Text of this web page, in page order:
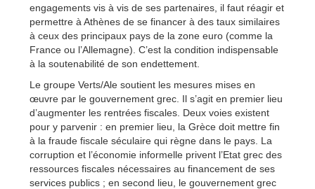
engagements vis à vis de ses partenaires, il faut réagir et
permettre à Athènes de se financer à des taux similaires
à ceux des principaux pays de la zone euro (comme la
France ou l’Allemagne). C’est la condition indispensable
à la soutenabilité de son endettement.
Le groupe Verts/Ale soutient les mesures mises en
œuvre par le gouvernement grec. Il s’agit en premier lieu
d’augmenter les rentrées fiscales. Deux voies existent
pour y parvenir : en premier lieu, la Grèce doit mettre fin
à la fraude fiscale séculaire qui règne dans le pays. La
corruption et l’économie informelle privent l’Etat grec des
ressources fiscales nécessaires au financement de ses
services publics ; en second lieu, le gouvernement grec